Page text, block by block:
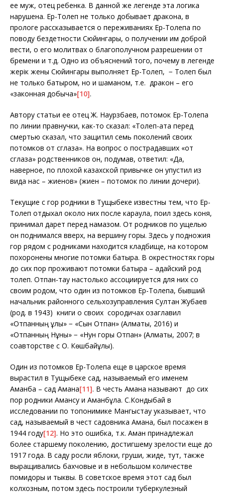
ее муж, отец ребенка. В данной же легенде эта логика
нарушена. Ер-Толеп не только добывает дракона, в
прологе рассказывается о переживаниях Ер-Толепа по
поводу бездетности Сюйингары, о получении им доброй
вести, о его молитвах о благополучном разрешении от
бремени и т.д. Одно из объяснений того, почему в легенде
жерік жены Сюйингары выполняет Ер-Толеп, − Толеп был
не только батыром, но и шаманом, т.е. дракон – его
«законная добыча»[10].
Автору статьи ее отец Ж. Наурзбаев, потомок Ер-Толепа
по линии правнучки, как-то сказал: «Толеп-ата перед
смертью сказал, что защитил семь поколений своих
потомков от сглаза». На вопрос о пострадавших «от
сглаза» родственников он, подумав, ответил: «Да,
наверное, по плохой казахской привычке он упустил из
вида нас – жиенов» (жиен – потомок по линии дочери).
Текущие с гор родники в Тущыбеке известны тем, что Ер-
Толеп отдыхал около них после караула, поил здесь коня,
принимал дарет перед намазом. От родников по ущелью
он поднимался вверх, на вершину горы. Здесь у подножия
гор рядом с родниками находится кладбище, на котором
похоронены многие потомки батыра. В окрестностях горы
до сих пор проживают потомки батыра – адайский род
толеп. Отпан-тау настолько ассоциируется для них со
своим родом, что один из потомков Ер-Толепа, бывший
начальник районного сельхозуправления Султан Жубаев
(род. в 1943) книги о своих сородичах озаглавил
«Отпанның ұлы» − «Сын Отпан» (Алматы, 2016) и
«Отпанның Нұны» − «Нун горы Отпан» (Алматы, 2007; в
соавторстве с О. Көшбайұлы).
Один из потомков Ер-Толепа еще в царское время
вырастил в Тущыбеке сад, называемый его именем
Аманбақ – сад Амана[11]. В честь Амана называют до сих
пор родники Амансу и Аманбұлақ. С.Кондыбай в
исследовании по топонимике Мангыстау указывает, что
сад, называемый в чест садовника Амана, был посажен в
1944 году[12]. Но это ошибка, т.к. Аман принадлежал
более старшему поколению, достигшему зрелости еще до
1917 года. В саду росли яблоки, груши, жиде, тут, также
выращивались бахчовые и в небольшом количестве
помидоры и тыквы. В советское время этот сад был
колхозным, потом здесь построили туберкулезный